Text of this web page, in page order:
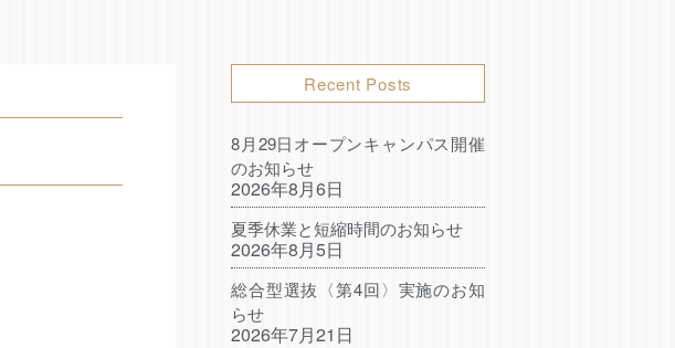
Recent Posts
8月29日オープンキャンパス開催
のお知らせ
2026年8月6日
夏季休業と短縮時間のお知らせ
2026年8月5日
総合型選抜〈第4回〉実施のお知
らせ
2026年7月21日